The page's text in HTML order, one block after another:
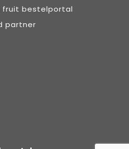
fruit bestelportal
partner